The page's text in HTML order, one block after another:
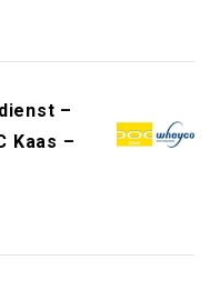
–
Kaas –